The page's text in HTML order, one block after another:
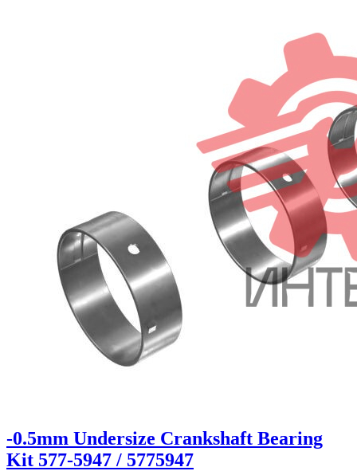
-0.5mm Undersize Crankshaft Bearing
Kit 577-5947 / 5775947